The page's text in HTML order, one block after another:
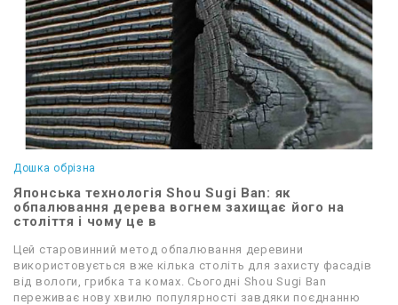
Дошка обрізна
Японська технологія Shou Sugi Ban: як
обпалювання дерева вогнем захищає його на
століття і чому це в
Цей старовинний метод обпалювання деревини
використовується вже кілька століть для захисту фасадів
від вологи, грибка та комах. Сьогодні Shou Sugi Ban
переживає нову хвилю популярності завдяки поєднанню